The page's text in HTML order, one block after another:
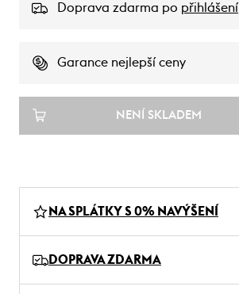
Doprava zdarma po přihlášení
Garance nejlepší ceny
NENÍ SKLADEM
NA SPLÁTKY S 0% NAVÝŠENÍ
DOPRAVA ZDARMA